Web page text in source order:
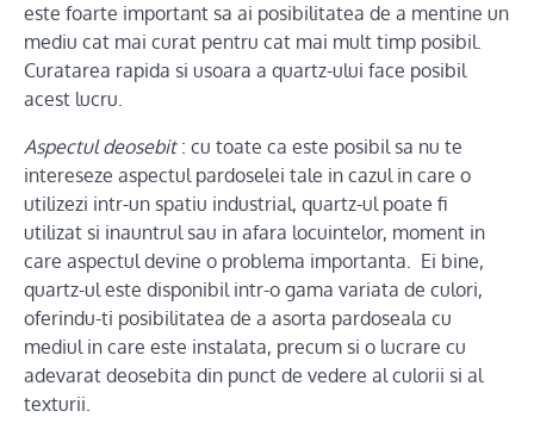
este foarte important sa ai posibilitatea de a mentine un
mediu cat mai curat pentru cat mai mult timp posibil.
Curatarea rapida si usoara a quartz-ului face posibil
acest lucru.
Aspectul deosebit: cu toate ca este posibil sa nu te
intereseze aspectul pardoselei tale in cazul in care o
utilizezi intr-un spatiu industrial, quartz-ul poate fi
utilizat si inauntrul sau in afara locuintelor, moment in
care aspectul devine o problema importanta. Ei bine,
quartz-ul este disponibil intr-o gama variata de culori,
oferindu-ti posibilitatea de a asorta pardoseala cu
mediul in care este instalata, precum si o lucrare cu
adevarat deosebita din punct de vedere al culorii si al
texturii.